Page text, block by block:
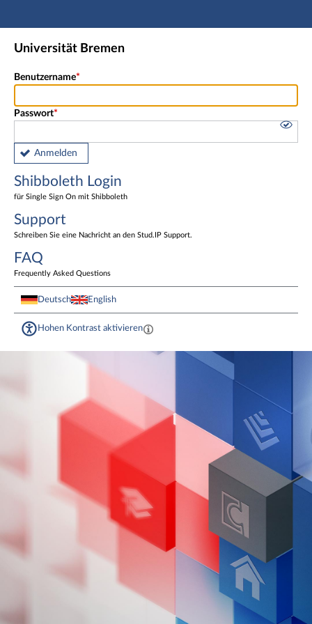
Hauptnavigation
Shibboleth Login
Universität Bremen
Benutzername
Passwort
Anmelden
Shibboleth Login
für Single Sign On mit Shibboleth
Support
Schreiben Sie eine Nachricht an den Stud.IP Support.
FAQ
Frequently Asked Questions
Deutsch English
Hohen Kontrast aktivieren